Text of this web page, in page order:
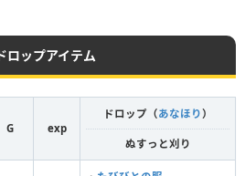
ロップアイテム
G exp
ドロップ（あなほり）
ぬすっと刈り